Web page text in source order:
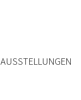
AUSSTELLUNGEN